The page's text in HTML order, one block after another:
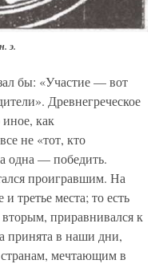
э.
бы: «Участие — вот
Древнегреческое
иное, как
не «тот, кто
одна — победить.
проигравшим. На
третье места; то есть
приравнивался к
принята в наши дни,
мечтающим в